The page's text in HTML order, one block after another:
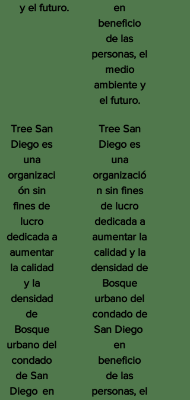
y el futuro.
Tree San
Diego es
una
organizaci
ón sin
fines de
lucro
dedicada a
aumentar
la calidad
y la
densidad
de
Bosque
urbano del
condado
de San
Diego en
en
beneficio
de las
personas, el
medio
ambiente y
el futuro.
Tree San
Diego es
una
organizació
n sin fines
de lucro
dedicada a
aumentar la
calidad y la
densidad de
Bosque
urbano del
condado de
San Diego
en
beneficio
de las
personas, el